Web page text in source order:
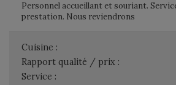
Personnel accueillant et souriant.
prestation. Nous reviendrons
Cuisine :
Rapport qualité / prix :
Service :